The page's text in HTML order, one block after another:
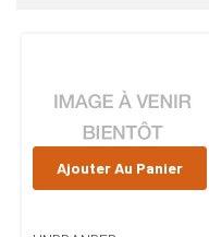
Ajouter Au Panier